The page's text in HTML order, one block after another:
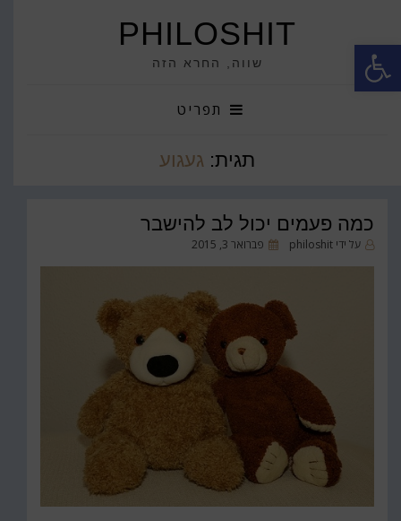
פתח סרגל נגישות PHILOSHIT
שווה, החרא הזה
תפריט
תגית: געגוע
כמה פעמים יכול לב להישבר
על ידי philoshit
פורסםפברואר 3, 2015